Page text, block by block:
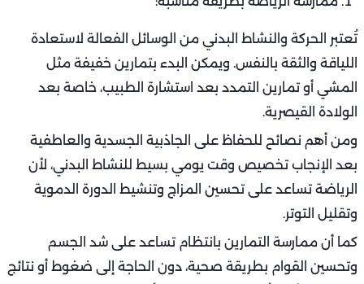
تُعتبر الحركة والنشاط البدني من الوسائل الفعالة لاستعادة
اللياقة والثقة بالنفس. ويمكن البدء بتمارين خفيفة مثل
المشي أو تمارين التمدد بعد استشارة الطبيب، خاصة بعد
الولادة القيصرية.
ومن أهم نصائح للحفاظ على الجاذبية الجسدية والعاطفية
بعد الإنجاب تخصيص وقت يومي بسيط للنشاط البدني، لأن
الرياضة تساعد على تحسين المزاج وتنشيط الدورة الدموية
وتقليل التوتر.
كما أن ممارسة التمارين بانتظام تساعد على شد الجسم
وتحسين القوام بطريقة صحية، دون الحاجة إلى ضغوط أو نتائج